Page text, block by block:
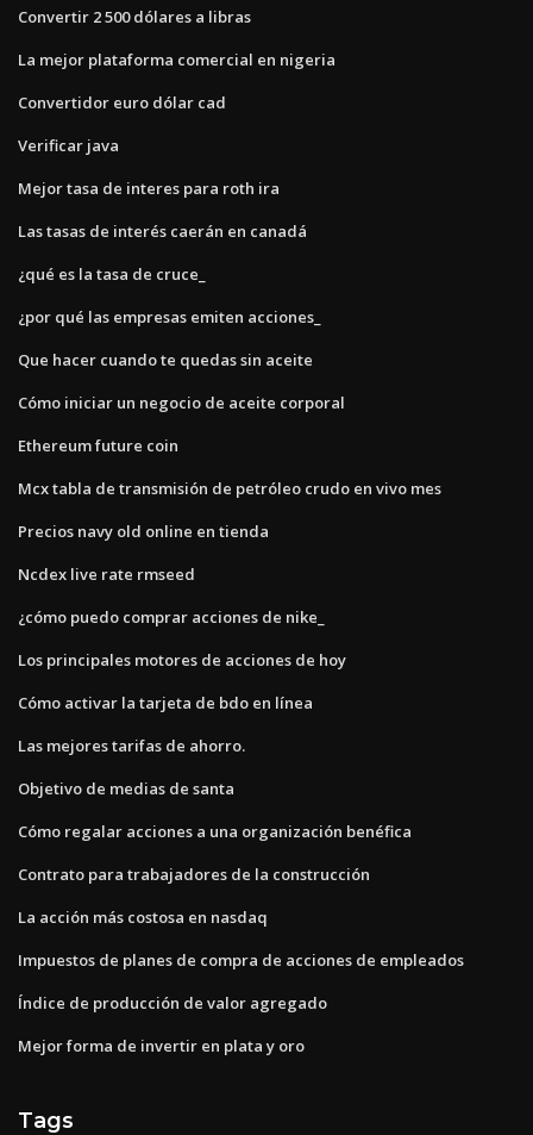
Convertir 2 500 dólares a libras
La mejor plataforma comercial en nigeria
Convertidor euro dólar cad
Verificar java
Mejor tasa de interes para roth ira
Las tasas de interés caerán en canadá
¿qué es la tasa de cruce_
¿por qué las empresas emiten acciones_
Que hacer cuando te quedas sin aceite
Cómo iniciar un negocio de aceite corporal
Ethereum future coin
Mcx tabla de transmisión de petróleo crudo en vivo mes
Precios navy old online en tienda
Ncdex live rate rmseed
¿cómo puedo comprar acciones de nike_
Los principales motores de acciones de hoy
Cómo activar la tarjeta de bdo en línea
Las mejores tarifas de ahorro.
Objetivo de medias de santa
Cómo regalar acciones a una organización benéfica
Contrato para trabajadores de la construcción
La acción más costosa en nasdaq
Impuestos de planes de compra de acciones de empleados
Índice de producción de valor agregado
Mejor forma de invertir en plata y oro
Tags